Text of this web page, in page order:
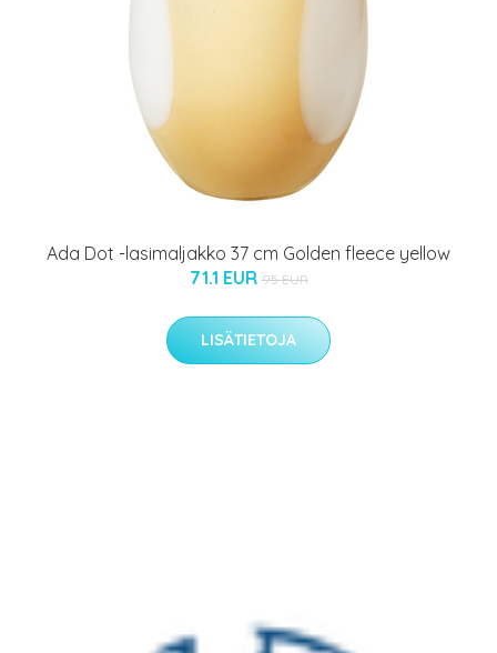
Ada Dot -lasimaljakko 37 cm Golden fleece yellow
71.1 EUR 95 EUR
LISÄTIETOJA